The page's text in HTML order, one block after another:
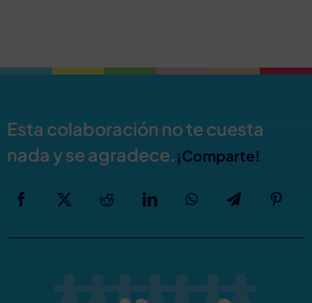
Esta colaboración no te cuesta
nada y se agradece.¡Comparte!